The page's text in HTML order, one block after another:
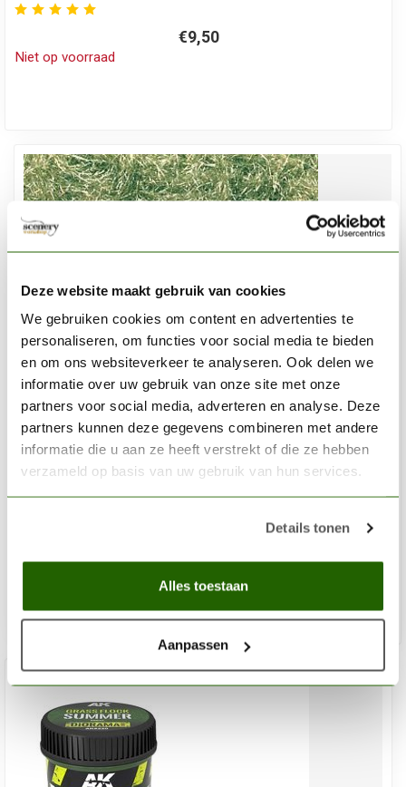
Deze website maakt gebruik van cookies
We gebruiken cookies om content en advertenties te
personaliseren, om functies voor social media te bieden
en om ons websiteverkeer te analyseren. Ook delen we
informatie over uw gebruik van onze site met onze
partners voor social media, adverteren en analyse. Deze
partners kunnen deze gegevens combineren met andere
informatie die u aan ze heeft verstrekt of die ze hebben
verzameld op basis van uw gebruik van hun services.
Details tonen
Alles toestaan
Aanpassen
€9,50
Niet op voorraad
WOODLAND SCENICS